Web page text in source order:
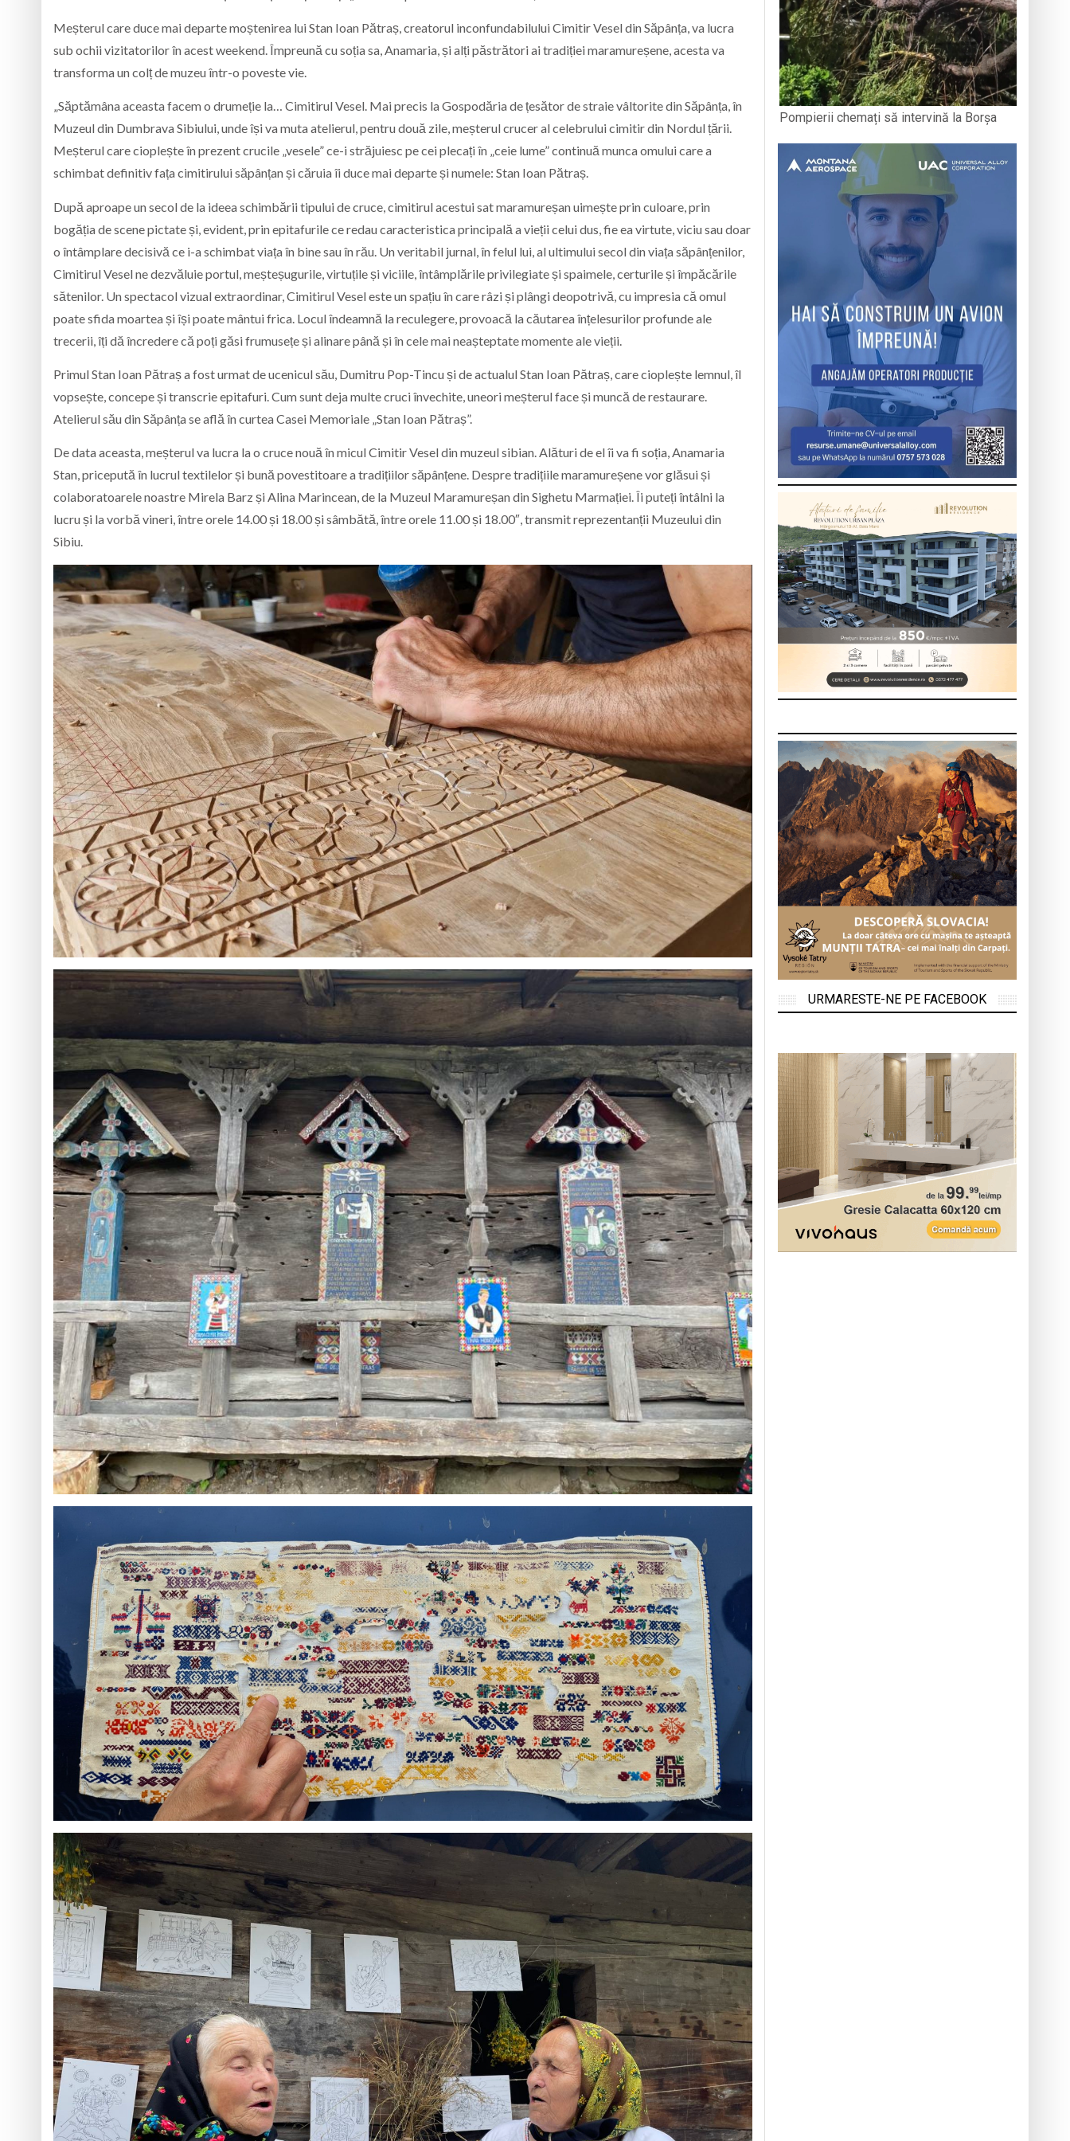
Meșterul care duce mai departe moștenirea lui Stan Ioan Pătraș, creatorul inconfundabilului Cimitir Vesel din Săpânța, va lucra
sub ochii vizitatorilor în acest weekend. Împreună cu soția sa, Anamaria, și alți păstrători ai tradiției maramureșene, acesta va
transforma un colț de muzeu într-o poveste vie.
„Săptămâna aceasta facem o drumeție la… Cimitirul Vesel. Mai precis la Gospodăria de țesător de straie vâltorite din Săpânța, în
Muzeul din Dumbrava Sibiului, unde își va muta atelierul, pentru două zile, meșterul crucer al celebrului cimitir din Nordul țării.
Meșterul care cioplește în prezent crucile „vesele” ce-i străjuiesc pe cei plecați în „ceie lume” continuă munca omului care a
schimbat definitiv fața cimitirului săpânțan și căruia îi duce mai departe și numele: Stan Ioan Pătraș.
După aproape un secol de la ideea schimbării tipului de cruce, cimitirul acestui sat maramureșan uimește prin culoare, prin
bogăția de scene pictate și, evident, prin epitafurile ce redau caracteristica principală a vieții celui dus, fie ea virtute, viciu sau doar
o întâmplare decisivă ce i-a schimbat viața în bine sau în rău. Un veritabil jurnal, în felul lui, al ultimului secol din viața săpânțenilor,
Cimitirul Vesel ne dezvăluie portul, meșteșugurile, virtuțile și viciile, întâmplările privilegiate și spaimele, certurile și împăcările
sătenilor. Un spectacol vizual extraordinar, Cimitirul Vesel este un spațiu în care râzi și plângi deopotrivă, cu impresia că omul
poate sfida moartea și își poate mântui frica. Locul îndeamnă la reculegere, provoacă la căutarea înțelesurilor profunde ale
trecerii, îți dă încredere că poți găsi frumusețe și alinare până și în cele mai neașteptate momente ale vieții.
Primul Stan Ioan Pătraș a fost urmat de ucenicul său, Dumitru Pop-Tincu și de actualul Stan Ioan Pătraș, care cioplește lemnul, îl
vopsește, concepe și transcrie epitafuri. Cum sunt deja multe cruci învechite, uneori meșterul face și muncă de restaurare.
Atelierul său din Săpânța se află în curtea Casei Memoriale „Stan Ioan Pătraș”.
De data aceasta, meșterul va lucra la o cruce nouă în micul Cimitir Vesel din muzeul sibian. Alături de el îi va fi soția, Anamaria
Stan, pricepută în lucrul textilelor și bună povestitoare a tradițiilor săpânțene. Despre tradițiile maramureșene vor glăsui și
colaboratoarele noastre Mirela Barz și Alina Marincean, de la Muzeul Maramureșan din Sighetu Marmației. Îi puteți întâlni la
lucru și la vorbă vineri, între orele 14.00 și 18.00 și sâmbătă, între orele 11.00 și 18.00″, transmit reprezentanții Muzeului din
Sibiu.
Pompierii chemați să intervină la Borșa
URMARESTE-NE PE FACEBOOK